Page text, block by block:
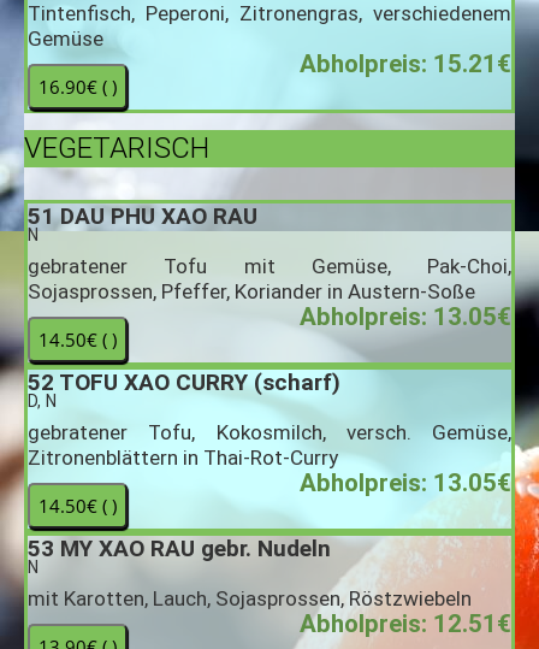
Tintenfisch, Peperoni, Zitronengras, verschiedenem
Gemüse
Abholpreis: 15.21€
VEGETARISCH
51DAU PHU XAO RAU
N
gebratener Tofu mit Gemüse, Pak-Choi,
Sojasprossen, Pfeffer, Koriander in Austern-Soße
Abholpreis: 13.05€
52 TOFU XAO CURRY (scharf)
D, N
gebratener Tofu, Kokosmilch, versch. Gemüse,
Zitronenblättern in Thai-Rot-Curry
Abholpreis: 13.05€
53 MY XAO RAU gebr. Nudeln
N
mit Karotten, Lauch, Sojasprossen, Röstzwiebeln
Abholpreis: 12.51€